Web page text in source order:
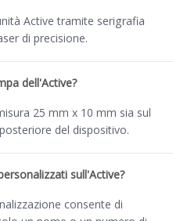
Active tramite serigrafia
di precisione.
dell'Active?
25 mm x 10 mm sia sul
del dispositivo.
sull'Active?
consente di